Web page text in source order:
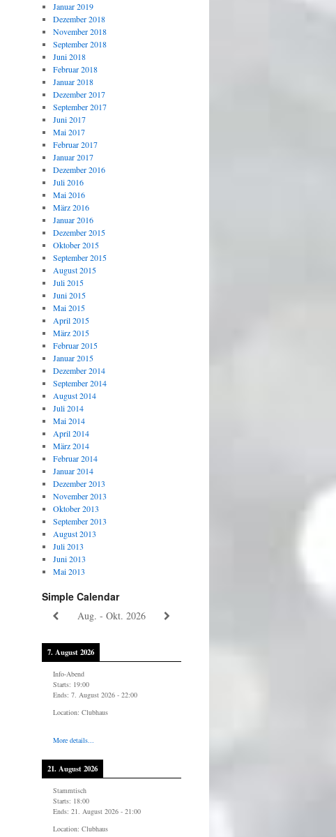
Januar 2019
Dezember 2018
November 2018
September 2018
Juni 2018
Februar 2018
Januar 2018
Dezember 2017
September 2017
Juni 2017
Mai 2017
Februar 2017
Januar 2017
Dezember 2016
Juli 2016
Mai 2016
März 2016
Januar 2016
Dezember 2015
Oktober 2015
September 2015
August 2015
Juli 2015
Juni 2015
Mai 2015
April 2015
März 2015
Februar 2015
Januar 2015
Dezember 2014
September 2014
August 2014
Juli 2014
Mai 2014
April 2014
März 2014
Februar 2014
Januar 2014
Dezember 2013
November 2013
Oktober 2013
September 2013
August 2013
Juli 2013
Juni 2013
Mai 2013
Simple Calendar
Aug. - Okt. 2026
7. August 2026
Info-Abend
Starts: 19:00
Ends: 7. August 2026- 22:00
Location: Clubhaus
More details...
21. August 2026
Stammtisch
Starts: 18:00
Ends: 21. August 2026- 21:00
Location: Clubhaus